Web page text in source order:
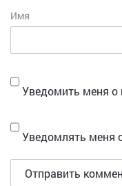
Имя
Уведомить меня о
Уведомлять меня